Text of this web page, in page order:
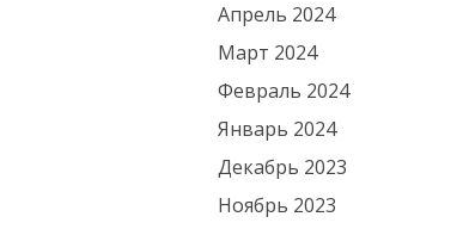
Апрель 2024
Март 2024
Февраль 2024
Январь 2024
Декабрь 2023
Ноябрь 2023